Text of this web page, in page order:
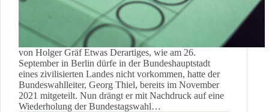
von Holger Gräf Etwas Derartiges, wie am 26.
September in Berlin dürfe in der Bundeshauptstadt
eines zivilisierten Landes nicht vorkommen, hatte der
Bundeswahlleiter, Georg Thiel, bereits im November
2021 mitgeteilt. Nun drängt er mit Nachdruck auf eine
Wiederholung der Bundestagswahl…